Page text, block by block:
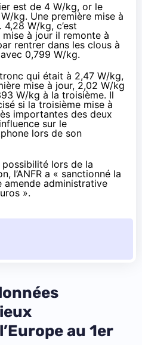
est de 4 W/kg, or le
kg. Une première mise à
W/kg, c’est
à jour il remonte à
rentrer dans les clous à
0,799 W/kg.
qui était à 2,47 W/kg,
mise à jour, 2,02 W/kg
W/kg à la troisième. Il
si la troisième mise à
importantes des deux
sur le
lors de son
possibilité lors de la
l’ANFR a « sanctionné la
amende administrative
».
au 1er